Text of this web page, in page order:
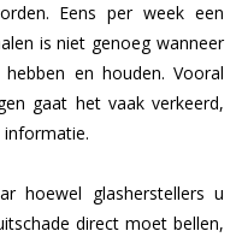
Eens per week een
is niet genoeg wanneer
en houden. Vooral
gaat het vaak verkeerd,
hoewel glasherstellers u
direct moet bellen,